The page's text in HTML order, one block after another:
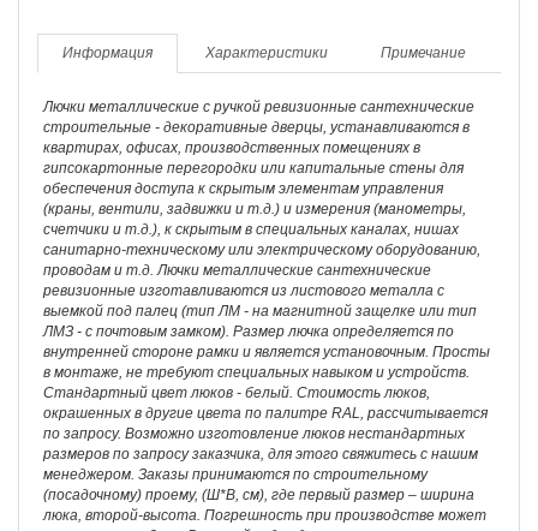
Информация Характеристики Примечание
Лючки металлические с ручкой ревизионные сантехнические
строительные - декоративные дверцы, устанавливаются в
квартирах, офисах, производственных помещениях в
гипсокартонные перегородки или капитальные стены для
обеспечения доступа к скрытым элементам управления
(краны, вентили, задвижки и т.д.) и измерения (манометры,
счетчики и т.д.), к скрытым в специальных каналах, нишах
санитарно-техническому или электрическому оборудованию,
проводам и т.д. Лючки металлические сантехнические
ревизионные изготавливаются из листового металла с
выемкой под палец (тип ЛМ - на магнитной защелке или тип
ЛМЗ - с почтовым замком). Размер лючка определяется по
внутренней стороне рамки и является установочным. Просты
в монтаже, не требуют специальных навыком и устройств.
Стандартный цвет люков - белый. Стоимость люков,
окрашенных в другие цвета по палитре RAL, рассчитывается
по запросу. Возможно изготовление люков нестандартных
размеров по запросу заказчика, для этого свяжитесь с нашим
менеджером. Заказы принимаются по строительному
(посадочному) проему, (Ш*В, см), где первый размер – ширина
люка, второй-высота. Погрешность при производстве может